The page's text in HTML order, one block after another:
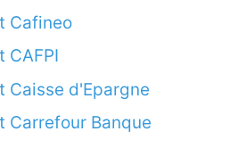
Cafineo
CAFPI
Caisse d'Epargne
Carrefour Banque